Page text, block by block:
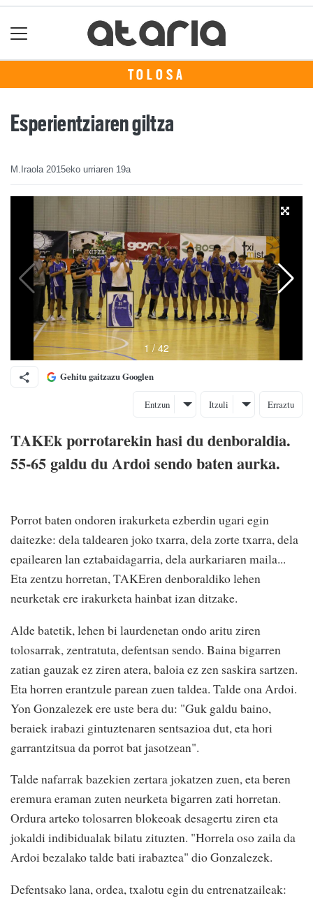
TOLOSA
Esperientziaren giltza
M.Iraola 2015eko urriaren 19a
Gehitu gaitzazu Googlen
Entzun Itzuli Erraztu
TAKEk porrotarekin hasi du denboraldia.
55-65 galdu du Ardoi sendo baten aurka.
Porrot baten ondoren irakurketa ezberdin ugari egin
daitezke: dela taldearen joko txarra, dela zorte txarra, dela
epailearen lan eztabaidagarria, dela aurkariaren maila...
Eta zentzu horretan, TAKEren denboraldiko lehen
neurketak ere irakurketa hainbat izan ditzake.
Alde batetik, lehen bi laurdenetan ondo aritu ziren
tolosarrak, zentratuta, defentsan sendo. Baina bigarren
zatian gauzak ez ziren atera, baloia ez zen saskira sartzen.
Eta horren erantzule parean zuen taldea. Talde ona Ardoi.
Yon Gonzalezek ere uste bera du: "Guk galdu baino,
beraiek irabazi gintuztenaren sentsazioa dut, eta hori
garrantzitsua da porrot bat jasotzean".
Talde nafarrak bazekien zertara jokatzen zuen, eta beren
eremura eraman zuten neurketa bigarren zati horretan.
Ordura arteko tolosarren blokeoak desagertu ziren eta
jokaldi indibidualak bilatu zituzten. "Horrela oso zaila da
Ardoi bezalako talde bati irabaztea" dio Gonzalezek.
Defentsako lana, ordea, txalotu egin du entrenatzaileak: